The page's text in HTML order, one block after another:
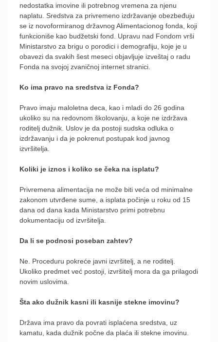
nedostatka imovine ili potrebnog vremena za njenu
naplatu. Sredstva za privremeno izdržavanje obezbeđuju
se iz novoformiranog državnog Alimentacionog fonda, koji
funkcioniše kao budžetski fond. Upravu nad Fondom vrši
Ministarstvo za brigu o porodici i demografiju, koje je u
obavezi da svakih šest meseci objavljuje izveštaj o radu
Fonda na svojoj zvaničnoj internet stranici.
Ko ima pravo na sredstva iz Fonda?
Pravo imaju maloletna deca, kao i mladi do 26 godina
ukoliko su na redovnom školovanju, a koje ne izdržava
roditelj dužnik. Uslov je da postoji sudska odluka o
izdržavanju i da je pokrenut postupak kod javnog
izvršitelja.
Koliki je iznos i koliko se čeka na isplatu?
Privremena alimentacija ne može biti veća od minimalne
zakonom utvrđene sume, a isplata počinje u roku od 15
dana od dana kada Ministarstvo primi potrebnu
dokumentaciju od izvršitelja.
Da li se podnosi poseban zahtev?
Ne. Proceduru pokreće javni izvršitelj, a ne roditelj.
Ukoliko predmet već postoji, izvršitelj mora da ga prilagodi
novim uslovima.
Šta ako dužnik kasni ili kasnije stekne imovinu?
Država ima pravo da povrati isplaćena sredstva, uz
kamatu, kada dužnik počne da plaća ili stekne imovinu.